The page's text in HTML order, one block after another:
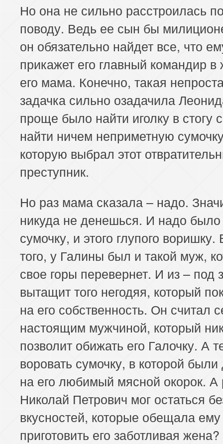
Но она не сильно расстроилась
поводу. Ведь ее сын бы
он обязательно найдет все, что
прикажет его главный командир в
его мама. Конечно, такая
задачка сильно озадачила
проще было найти иголку в стогу
найти ничем неприметную
которую выбрал этот
преступник.
Но раз мама сказала – надо.
никуда не денешься. И надо было
сумочку, и этого глупого воришку.
того, у Галины был и такой муж,
свое горы перевернет. И из – под
вытащит того негодяя, который
на его собственность. Он считал
настоящим мужчиной, который
позволит обижать его Галочку. А
воровать сумочку, в которой были
на его любимый мясной окорок. А
Николай Петрович мог остаться
вкусностей, которые обещала ему
приготовить его заботливая жена?